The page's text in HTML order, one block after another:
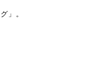
」。